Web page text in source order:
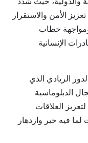
الأمن والاستقرار
ومواجهة خطاب
الإنسانية
الريادي الذي
الدبلوماسية
لتعزيز العلاقات
لما فيه خير وازدهار